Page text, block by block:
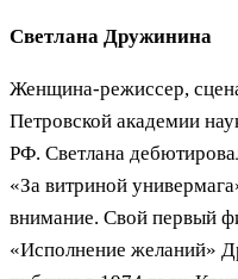
Светлана Дружинина
Женщина-режиссер,
Петровской академии
РФ. Светлана
«За витриной
внимание. Свой первый
«Исполнение желаний»